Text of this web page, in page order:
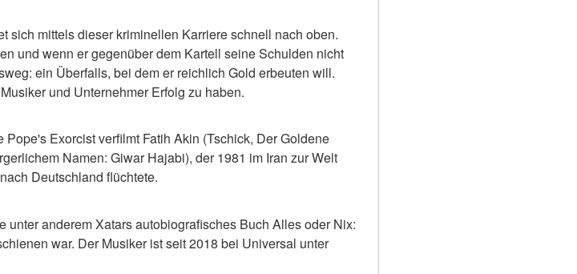
sich mittels dieser kriminellen Karriere schnell nach oben.
und wenn er gegenüber dem Kartell seine Schulden nicht
ein Überfalls, bei dem er reichlich Gold erbeuten will.
und Unternehmer Erfolg zu haben.
Exorcist verfilmt Fatih Akin (Tschick, Der Goldene
Namen: Giwar Hajabi), der 1981 im Iran zur Welt
Deutschland flüchtete.
anderem Xatars autobiografisches Buch Alles oder Nix:
war. Der Musiker ist seit 2018 bei Universal unter